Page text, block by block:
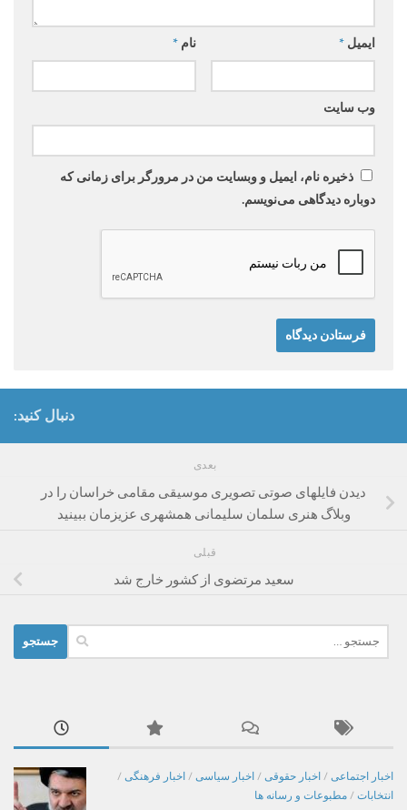
نام * ایمیل *
وب‌ سایت
ذخیره نام، ایمیل و وبسایت من در مرورگر برای زمانی که
دوباره دیدگاهی می‌نویسم.
دنبال کنید:
بعدی
دیدن فایلهای صوتی تصویری موسیقی مقامی خراسان را در
وبلاگ هنری سلمان سلیمانی همشهری عزیزمان ببینید
قبلی
سعید مرتضوی از کشور خارج شد
برای:
اخبار اجتماعی / اخبار حقوقی / اخبار سیاسی / اخبار فرهنگی /
انتخابات / مطبوعات و رسانه ها